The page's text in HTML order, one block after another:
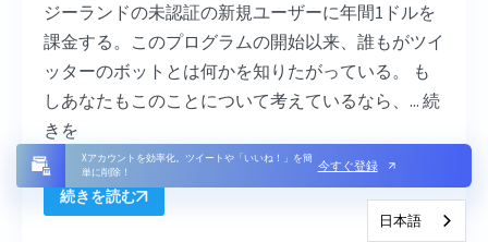
Xアカウントを効率化。ツイートや「いいね！」を簡
単に削除！
今すぐ登録
ジーランドの未認証の新規ユーザーに年間1ドルを
課金する。このプログラムの開始以来、誰もがツイ
ッターのボットとは何かを知りたがっている。 も
しあなたもこのことについて考えているなら、... 続
きを
続きを読む
日本語